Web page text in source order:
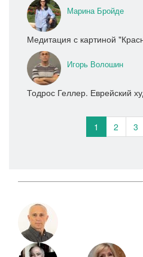
Марина Бройде
Медитация с картиной
Игорь Волошин
Тодрос Геллер. Еврейский
1 2 3